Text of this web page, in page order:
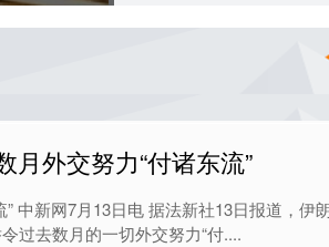
外交努力“付诸东流”
中新网7月13日电 据法新社13日报道，伊
过去数月的一切外交努力“付....